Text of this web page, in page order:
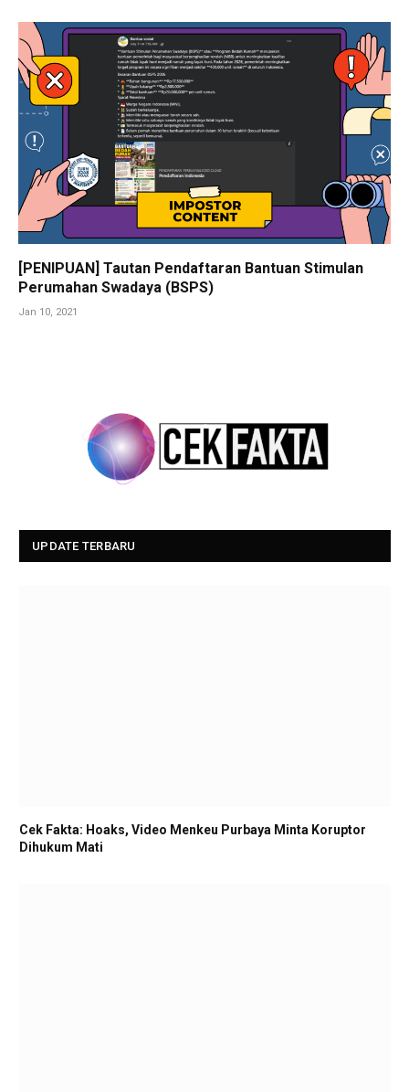
[PENIPUAN] Tautan Pendaftaran Bantuan Stimulan
Perumahan Swadaya (BSPS)
Jan 10, 2021
UPDATE TERBARU
Cek Fakta: Hoaks, Video Menkeu Purbaya Minta Koruptor
Dihukum Mati